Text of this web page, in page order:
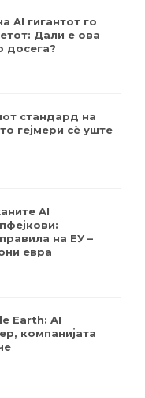
AI гигантот го
Дали е ова
досега?
стандард на
гејмери ​​сè уште
AI
на ЕУ –
евра
Earth: AI
компанијата